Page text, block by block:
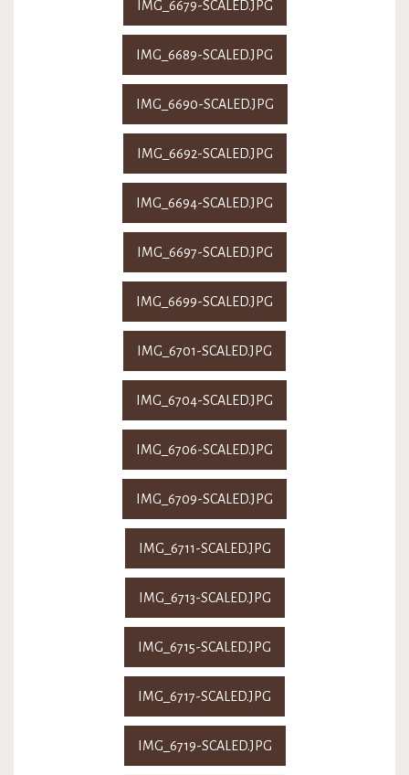
IMG_6679-SCALED.JPG
IMG_6689-SCALED.JPG
IMG_6690-SCALED.JPG
IMG_6692-SCALED.JPG
IMG_6694-SCALED.JPG
IMG_6697-SCALED.JPG
IMG_6699-SCALED.JPG
IMG_6701-SCALED.JPG
IMG_6704-SCALED.JPG
IMG_6706-SCALED.JPG
IMG_6709-SCALED.JPG
IMG_6711-SCALED.JPG
IMG_6713-SCALED.JPG
IMG_6715-SCALED.JPG
IMG_6717-SCALED.JPG
IMG_6719-SCALED.JPG